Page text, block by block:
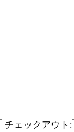
チェックアウト: